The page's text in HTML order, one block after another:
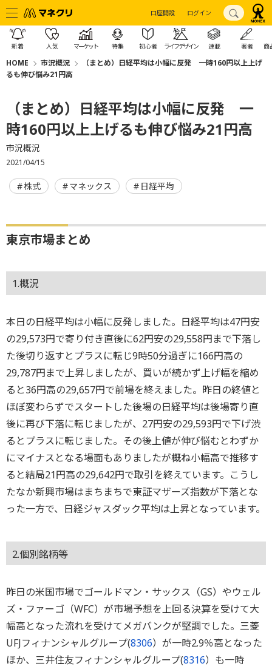
口座開設 ログイン
新着 人気 マーケット 特集 初心者 ライフデザイン 連載 著者 商
HOME 市況概況
（まとめ）日経平均は小幅に反発 一時160円以上上げ
るも伸び悩み21円高
（まとめ）日経平均は小幅に反発 一
時160円以上上げるも伸び悩み21円高
市況概況
2021/04/15
株式 マネックス 日経平均
東京市場まとめ
1.概況
本日の日経平均は小幅に反発しました。日経平均は47円安
の29,573円で寄り付き直後に62円安の29,558円まで下落し
た後切り返すとプラスに転じ9時50分過ぎに166円高の
29,787円まで上昇しましたが、買いが続かず上げ幅を縮め
ると36円高の29,657円で前場を終えました。昨日の終値と
ほぼ変わらずでスタートした後場の日経平均は後場寄り直
後に再び下落に転じましたが、27円安の29,593円で下げ渋
るとプラスに転じました。その後上値が伸び悩むとわずか
にマイナスとなる場面もありましたが概ね小幅高で推移す
ると結局21円高の29,642円で取引を終えています。こうし
たなか新興市場はまちまちで東証マザーズ指数が下落とな
った一方で、日経ジャスダック平均は上昇となっています。
2.個別銘柄等
昨日の米国市場でゴールドマン・サックス（GS）やウェル
ズ・ファーゴ（WFC）が市場予想を上回る決算を受けて大
幅高となった流れを受けてメガバンクが堅調でした。三菱
UFJフィナンシャルグループ(8306）が一時2.9％高となった
ほか、三井住友フィナンシャルグループ(8316）も一時